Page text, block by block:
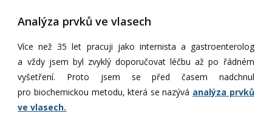
Analýza prvků ve vlasech
Více než 35 let pracuji jako internista a gastroenterolog
a vždy jsem byl zvyklý doporučovat léčbu až po řádném
vyšetření. Proto jsem se před časem nadchnul
pro biochemickou metodu, která se nazývá analýza prvků
ve vlasech.